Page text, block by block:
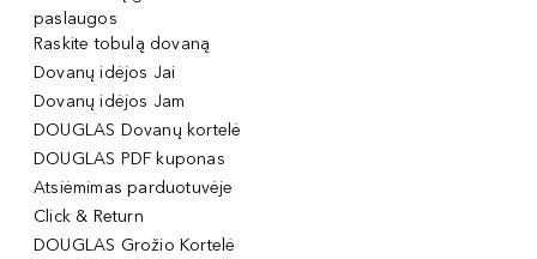
paslaugos
Raskite tobulą dovaną
Dovanų idėjos Jai
Dovanų idėjos Jam
DOUGLAS Dovanų kortelė
DOUGLAS PDF kuponas
Atsiėmimas parduotuvėje
Click & Return
DOUGLAS Grožio Kortelė